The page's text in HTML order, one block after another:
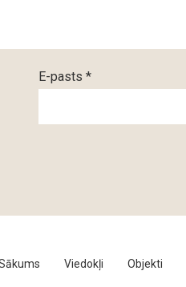
E-pasts *
Viedokļi Objekti